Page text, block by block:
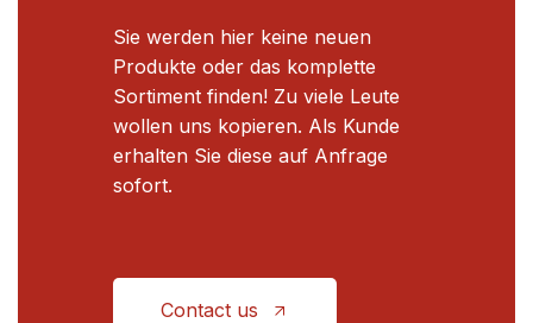
Sie werden hier keine neuen
Produkte oder das komplette
Sortiment finden! Zu viele Leute
wollen uns kopieren. Als Kunde
erhalten Sie diese auf Anfrage
sofort.
Contact us